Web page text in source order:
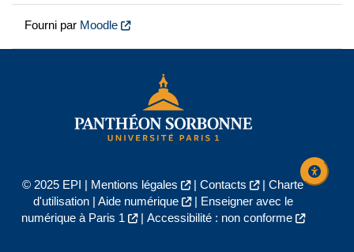
Fourni par Moodle
© 2025 EPI | Mentions légales | Contacts | Charte
d'utilisation| Aide numérique |
Enseigner avec le
numérique à Paris 1
| Accessibilité : non conforme